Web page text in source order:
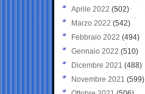
Aprile 2022 (502)
Marzo 2022 (542)
Febbraio 2022 (494)
Gennaio 2022 (510)
Dicembre 2021 (488)
Novembre 2021 (599)